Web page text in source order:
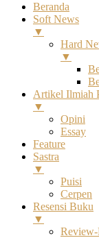
Beranda
Soft News
▼
Hard
▼
Artikel Ilmiah
▼
Opini
Essay
Feature
Sastra
▼
Puisi
Cerpen
Resensi Buku
▼